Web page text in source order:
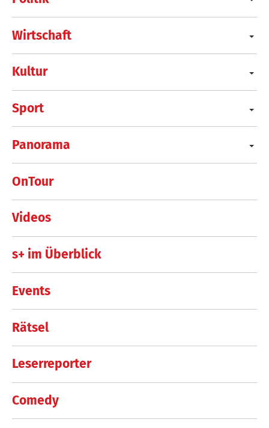
Wirtschaft
Kultur
Sport
Panorama
OnTour
Videos
s+ im Überblick
Events
Rätsel
Leserreporter
Comedy